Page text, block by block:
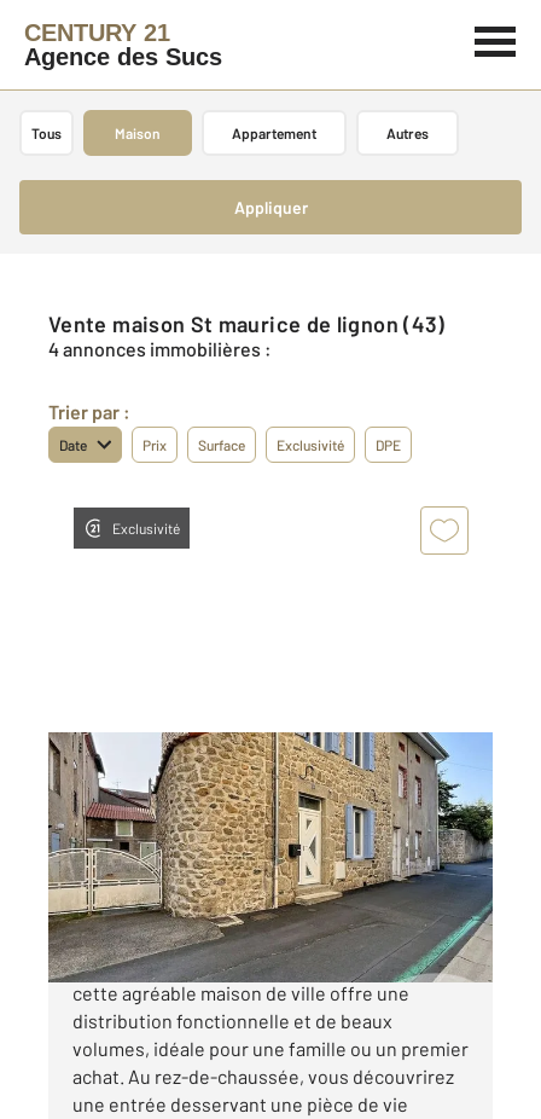
CENTURY 21
Agence des Sucs
Tous Maison Appartement Autres
Appliquer
Vente maison St maurice de lignon (43)
4 annonces immobilières :
Trier par :
Date Prix Surface Exclusivité DPE
Exclusivité
ST MAURICE DE LIGNON 43
79,32 m , 4 pièces
Ref : 677
Maison à vendre
149 000 €
Située au cœur de Saint-Maurice-de-Lignon,
cette agréable maison de ville offre une
distribution fonctionnelle et de beaux
volumes, idéale pour une famille ou un premier
achat. Au rez-de-chaussée, vous découvrirez
une entrée desservant une pièce de vie